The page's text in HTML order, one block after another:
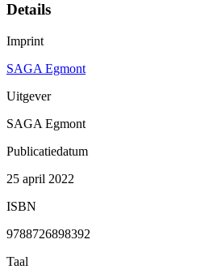
Details
Imprint
SAGA Egmont
Uitgever
SAGA Egmont
Publicatiedatum
25 april 2022
ISBN
9788726898392
Taal